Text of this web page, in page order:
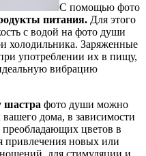
С помощью фото
питания. Для этого
с водой на фото души
холодильника. Заряженные
употреблении их в пищу,
вибрацию
шастра фото души можно
дома, в зависимости
цветов в
новых или
для стимуляции и